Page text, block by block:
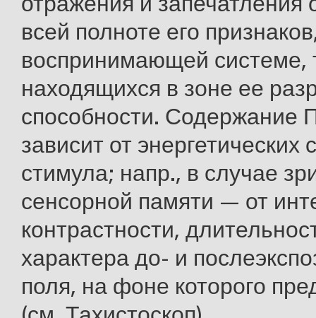
всей полноте его
воспринимающей системе,
находящихся в зоне ее
способности. Содержание
зависит от энергетических
стимула; напр., в случае
сенсорной памяти — от
контрастности,
характера до- и
поля, на фоне которого